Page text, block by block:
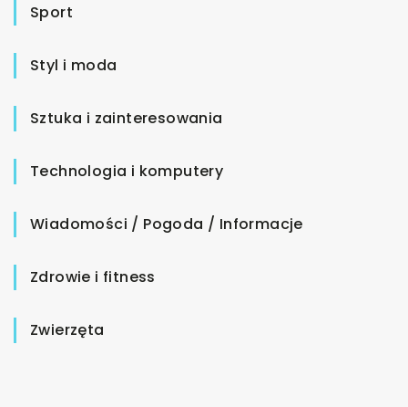
Sport
Styl i moda
Sztuka i zainteresowania
Technologia i komputery
Wiadomości / Pogoda / Informacje
Zdrowie i fitness
Zwierzęta